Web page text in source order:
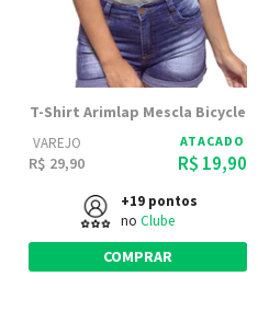
T-Shirt Arimlap Mescla Bicycle
VAREJO
R$ 29,90
ATACADO
R$ 19,90
+19 pontos
no Clube
COMPRAR